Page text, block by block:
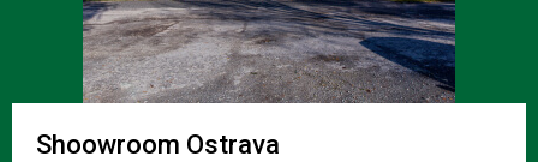
Shoowroom Ostrava